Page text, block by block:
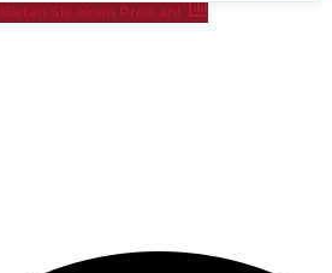
Bieten Sie einen Preis an!